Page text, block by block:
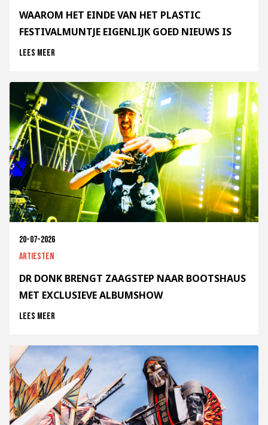
WAAROM HET EINDE VAN HET PLASTIC
FESTIVALMUNTJE EIGENLIJK GOED NIEUWS IS
Lees meer
20-07-2026
Artiesten
DR DONK BRENGT ZAAGSTEP NAAR BOOTSHAUS
MET EXCLUSIEVE ALBUMSHOW
Lees meer